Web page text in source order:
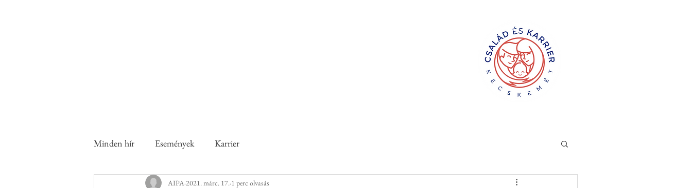
Minden hír Események Karrier
AIPA 2021. márc. 17. 1 perc olvasás